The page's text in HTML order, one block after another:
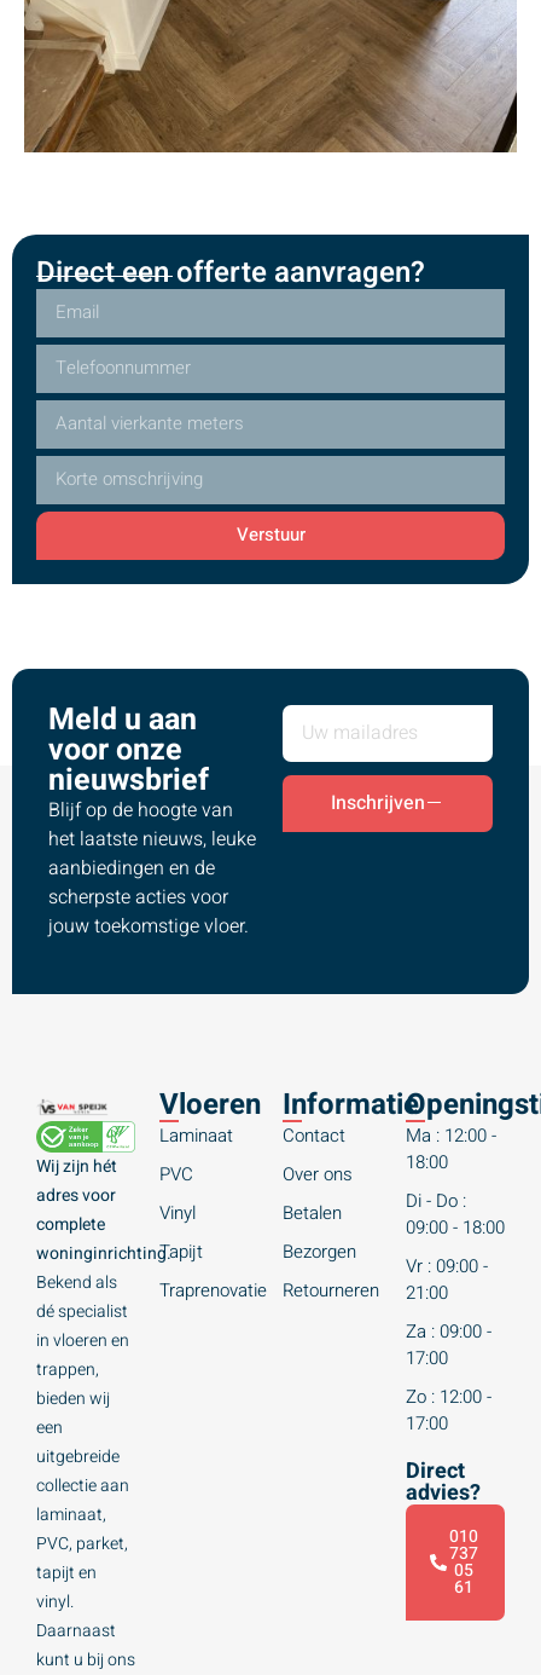
Direct een offerte aanvragen?
Verstuur
Meld u aan
voor onze
nieuwsbrief
Blijf op de hoogte van
het laatste nieuws, leuke
aanbiedingen en de
scherpste acties voor
jouw toekomstige vloer.
Inschrijven
Wij zijn hét
adres voor
complete
woninginrichting.
Bekend als
dé specialist
in vloeren en
trappen,
bieden wij
een
uitgebreide
collectie aan
laminaat,
PVC, parket,
tapijt en
vinyl.
Daarnaast
kunt u bij ons
Vloeren
Laminaat
PVC
Vinyl
Tapijt
Traprenovatie
Informatie
Contact
Over ons
Betalen
Bezorgen
Retourneren
Ma : 12:00 -
18:00
Di - Do :
09:00 - 18:00
Vr : 09:00 -
21:00
Za : 09:00 -
17:00
Zo : 12:00 -
17:00
Direct
advies?
010
737
05
61